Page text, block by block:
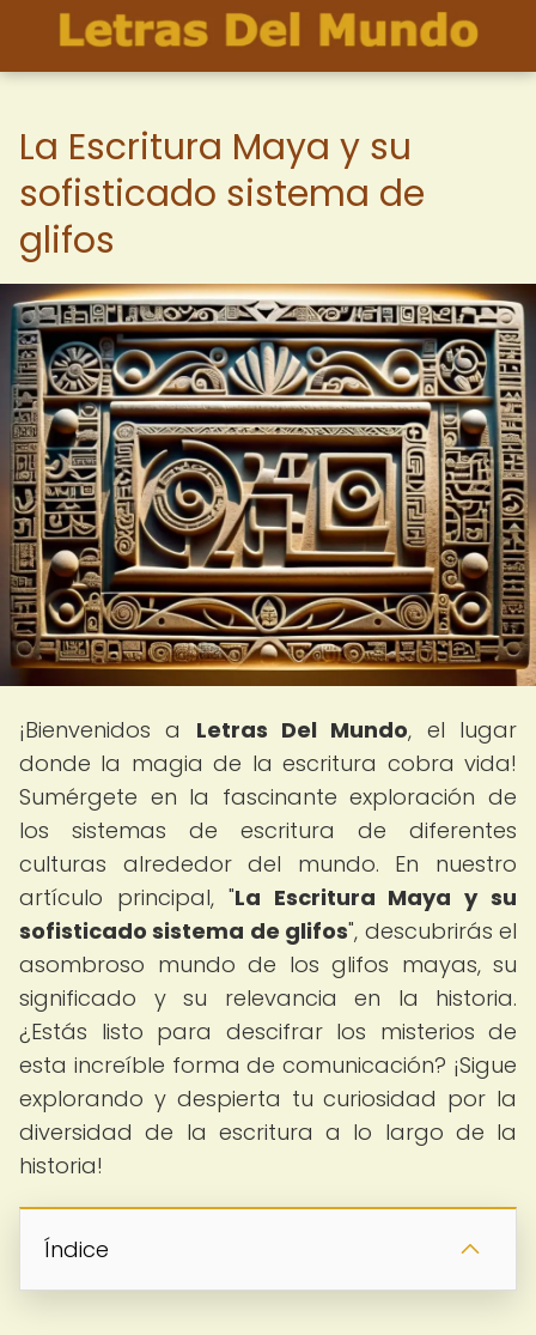
La Escritura Maya y su
sofisticado sistema de
glifos
¡Bienvenidos a Letras Del Mundo, el lugar
donde la magia de la escritura cobra vida!
Sumérgete en la fascinante exploración de
los sistemas de escritura de diferentes
culturas alrededor del mundo. En nuestro
artículo principal, "La Escritura Maya y su
sofisticado sistema de glifos", descubrirás el
asombroso mundo de los glifos mayas, su
significado y su relevancia en la historia.
¿Estás listo para descifrar los misterios de
esta increíble forma de comunicación? ¡Sigue
explorando y despierta tu curiosidad por la
diversidad de la escritura a lo largo de la
historia!
Índice